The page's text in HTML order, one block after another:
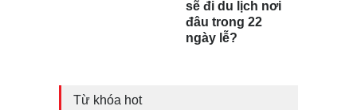
sẽ đi du lịch nơi
đâu trong 22
ngày lễ?
Từ khóa hot